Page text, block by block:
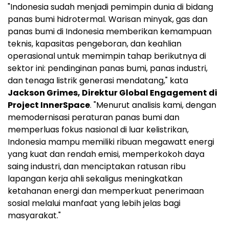
"Indonesiasudah menjadi pemimpin dunia di bidang
panas bumi hidrotermal. Warisan minyak, gas dan
panas bumi di Indonesia memberikan kemampuan
teknis, kapasitas pengeboran, dan keahlian
operasional untuk memimpin tahap berikutnya di
sektor ini: pendinginan panas bumi, panas industri,
dan tenaga listrik generasi mendatang," kata
Jackson Grimes, Direktur Global Engagement di
Project InnerSpace. "Menurut analisis kami, dengan
memodernisasi peraturan panas bumi dan
memperluas fokus nasional di luar kelistrikan,
Indonesia mampu memiliki ribuan megawatt energi
yang kuat dan rendah emisi, memperkokoh daya
saing industri, dan menciptakan ratusan ribu
lapangan kerja ahli sekaligus meningkatkan
ketahanan energi dan memperkuat penerimaan
sosial melalui manfaat yang lebih jelas bagi
masyarakat."